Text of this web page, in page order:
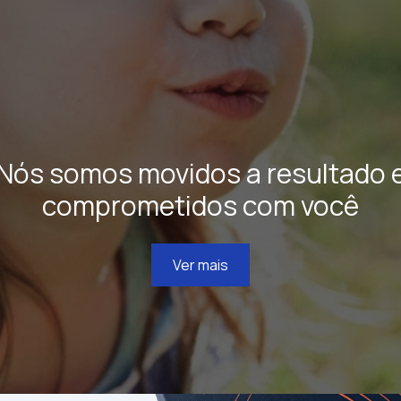
somos movidos a resultado
comprometidos com você
Ver mais